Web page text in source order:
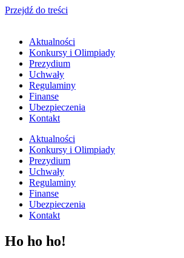
Przejdź do treści
Aktualności
Konkursy i Olimpiady
Prezydium
Uchwały
Regulaminy
Finanse
Ubezpieczenia
Kontakt
Aktualności
Konkursy i Olimpiady
Prezydium
Uchwały
Regulaminy
Finanse
Ubezpieczenia
Kontakt
Ho ho ho!